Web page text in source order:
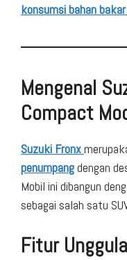
konsumsi bahan
Mengenal
Compact
Suzuki Fronx
penumpangdengan
Mobil ini dibangun
sebagai salah satu
Fitur